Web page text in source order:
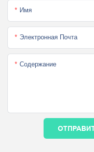
Имя
Электронная Почта
Содержание